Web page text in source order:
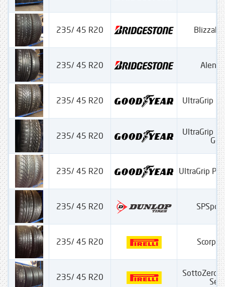
235/ 45 R20 Blizzak
235/ 45 R20
235/ 45 R20 UltraGrip
235/ 45 R20
UltraGrip
235/ 45 R20 UltraGrip
235/ 45 R20
235/ 45 R20
235/ 45 R20
SottoZero